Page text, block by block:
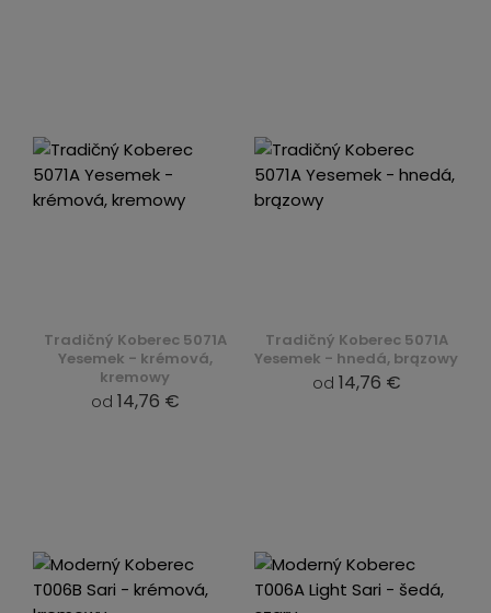
Tradičný Koberec 5071A
Yesemek - krémová,
kremowy
od 14,76 €
Tradičný Koberec 5071A
Yesemek - hnedá, brązowy
od 14,76 €